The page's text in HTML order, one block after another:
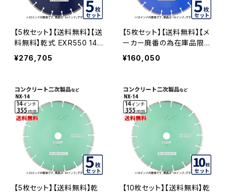
【5枚セット】【送料無料】【送
料無料】乾式 EXR550 14イ
ンチ exr550-14 硬質コン
クリート・みかげ石など EX
¥276,705
【5枚セット】【送料無料】【メ
ーカー廃番の為在庫品限
り】乾式 EXR330 14インチ
コンクリート二次製品など
¥160,050
【5枚セット】【送料無料】乾
【10枚セット】【送料無料】乾